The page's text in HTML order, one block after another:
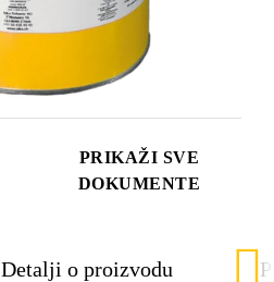
PRIKAŽI SVE
DOKUMENTE
Detalji o proizvodu